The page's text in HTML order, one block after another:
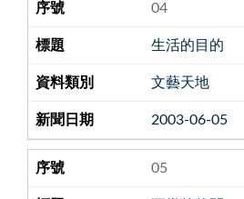
04
生活的目的
文藝天地
2003-06-05
05